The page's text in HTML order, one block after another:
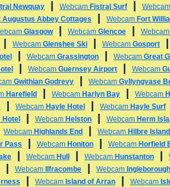
Newquay Webcam Fistral Surf Webcam
Augustus Abbey Cottages Webcam Fort
Glasgow Webcam Glencoe Webcam
Webcam Glenshee Ski Webcam Gosport
Webcam Grassington Webcam Great
Webcam Guernsey Airport Webcam
Gwithian Godrevy Webcam Gyllyngvase
Harefield Webcam Harlyn Bay Webcam
Webcam Hayle Hotel Webcam Hayle Surf
Hotel Webcam Helston Webcam Herm
Webcam Highlands End Webcam Hilbre Island
Pass Webcam Honiton Webcam Horfield
Webcam Hull Webcam Hunstanton
Webcam Ilfracombe Webcam Ingleborough
Webcam Island of Arran Webcam